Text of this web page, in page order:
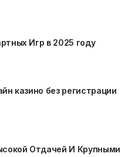
Игр в 2025 году
казино без регистрации
Отдачей И Крупными